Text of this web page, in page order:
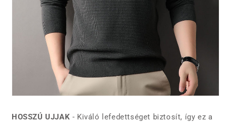
HOSSZÚ UJJAK - Kiváló lefedettséget biztosít, így ez a